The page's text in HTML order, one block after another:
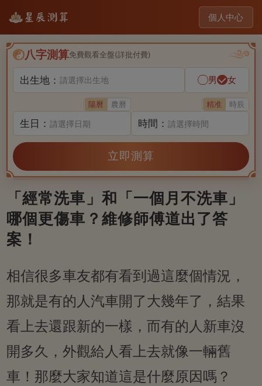
個人中心
八字測算免費觀看全盤(詳批付費)
出生地：請選擇出生地 男 女
陽曆 農曆
生日：請選擇日期
精准 時辰
時間：請選擇時間
立即測算
「經常洗車」和「一個月不洗車」
哪個更傷車？維修師傅道出了答
案！
相信很多車友都有看到過這麼個情況，
那就是有的人汽車開了大幾年了，結果
看上去還跟新的一樣，而有的人新車沒
開多久，外觀給人看上去就像一輛舊
車！那麼大家知道這是什麼原因嗎？